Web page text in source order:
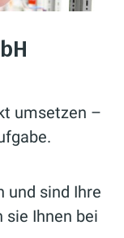
umsetzen –
und sind Ihre
sie Ihnen bei